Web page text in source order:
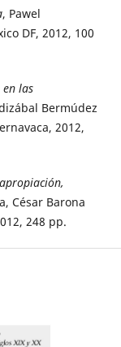
, Pawel
DF, 2012, 100
las
Bermúdez
2012,
César Barona
248 pp.